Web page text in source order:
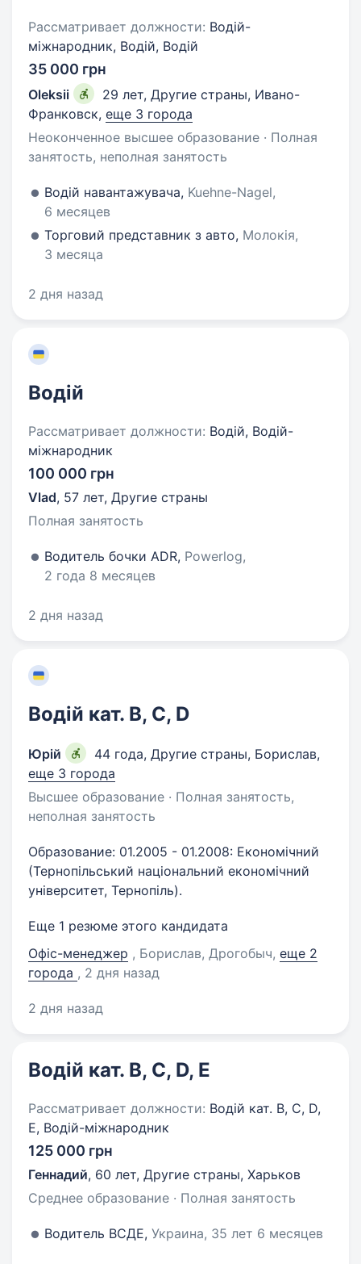
Рассматривает должности: Водій-
міжнародник, Водій, Водій
35 000 грн
Oleksii 29 лет, Другие страны, Ивано-
Франковск, еще 3 города
Неоконченное высшее образование · Полная
занятость, неполная занятость
Водій навантажувача, Kuehne-Nagel,
6 месяцев
Торговий представник з авто, Молокія,
3 месяца
2 дня назад
Водій
Рассматривает должности: Водій, Водій-
міжнародник
100 000 грн
Vlad, 57 лет, Другие страны
Полная занятость
Водитель бочки АDR, Powerlog,
2 года 8 месяцев
2 дня назад
Водій кат. B, C, D
Юрій 44 года, Другие страны, Борислав,
еще 3 города
Высшее образование · Полная занятость,
неполная занятость
Образование: 01.2005 - 01.2008: Економічний
(Тернопільський національний економічний
університет, Тернопіль).
Еще 1 резюме этого кандидата
Офіс-менеджер , Борислав, Дрогобыч, еще 2
города , 2 дня назад
2 дня назад
Водій кат. B, C, D, E
Рассматривает должности: Водій кат. B, C, D,
E, Водій-міжнародник
125 000 грн
Геннадий, 60 лет, Другие страны, Харьков
Среднее образование · Полная занятость
Водитель ВСДЕ, Украина, 35 лет 6 месяцев